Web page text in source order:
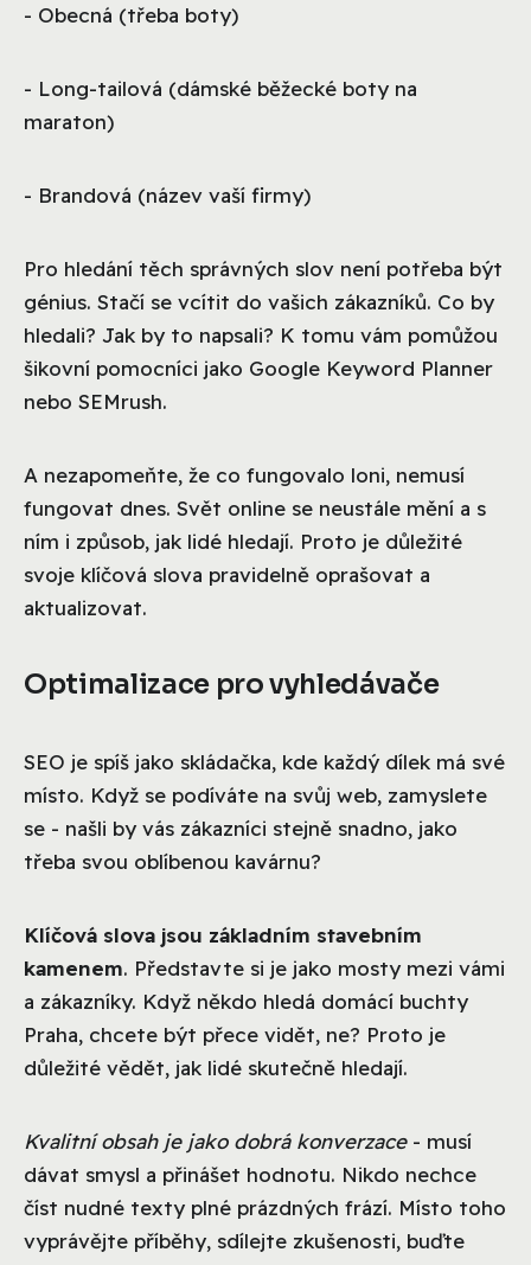
- Obecná (třeba boty)
- Long-tailová (dámské běžecké boty na
maraton)
- Brandová (název vaší firmy)
Pro hledání těch správných slov není potřeba být
génius. Stačí se vcítit do vašich zákazníků. Co by
hledali? Jak by to napsali? K tomu vám pomůžou
šikovní pomocníci jako Google Keyword Planner
nebo SEMrush.
A nezapomeňte, že co fungovalo loni, nemusí
fungovat dnes. Svět online se neustále mění a s
ním i způsob, jak lidé hledají. Proto je důležité
svoje klíčová slova pravidelně oprašovat a
aktualizovat.
Optimalizace pro vyhledávače
SEO je spíš jako skládačka, kde každý dílek má své
místo. Když se podíváte na svůj web, zamyslete
se - našli by vás zákazníci stejně snadno, jako
třeba svou oblíbenou kavárnu?
Klíčová slova jsou základním stavebním
kamenem. Představte si je jako mosty mezi vámi
a zákazníky. Když někdo hledá domácí buchty
Praha, chcete být přece vidět, ne? Proto je
důležité vědět, jak lidé skutečně hledají.
Kvalitní obsah je jako dobrá konverzace- musí
dávat smysl a přinášet hodnotu. Nikdo nechce
číst nudné texty plné prázdných frází. Místo toho
vyprávějte příběhy, sdílejte zkušenosti, buďte